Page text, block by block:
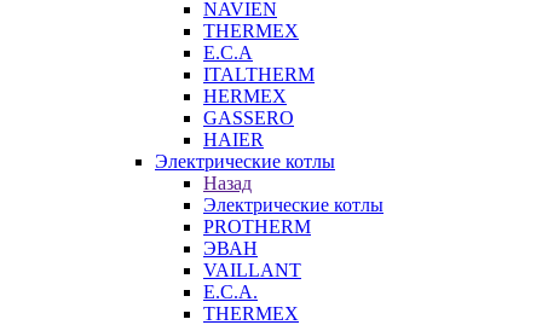
NAVIEN
THERMEX
E.C.A
ITALTHERM
HERMEX
GASSERO
HAIER
Электрические котлы
Назад
Электрические котлы
PROTHERM
ЭВАН
VAILLANT
E.C.A.
THERMEX